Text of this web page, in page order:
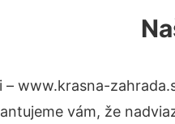
www.krasna-
vám, že